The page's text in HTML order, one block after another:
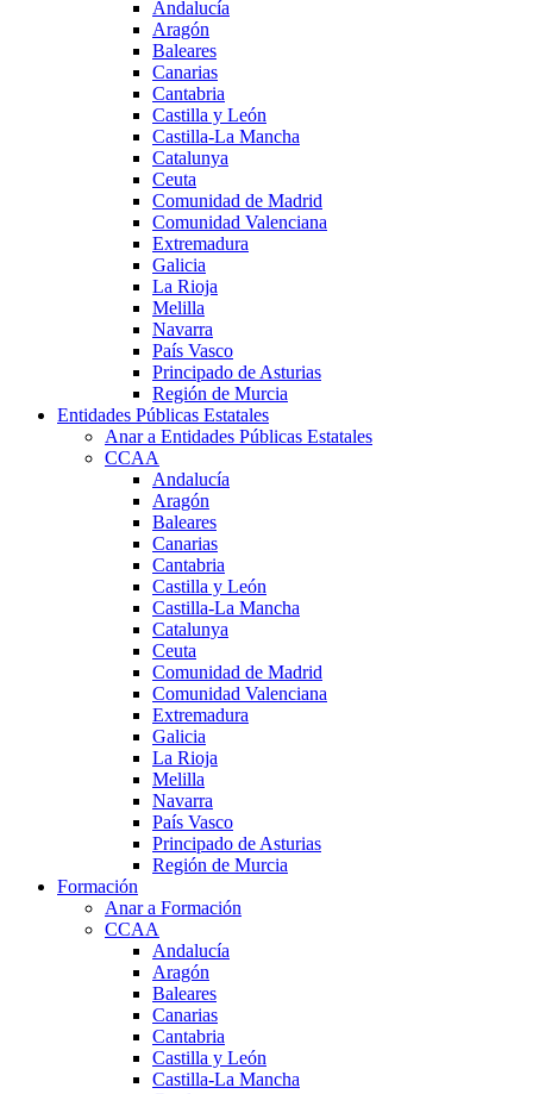
Andalucía
Aragón
Baleares
Canarias
Cantabria
Castilla y León
Castilla-La Mancha
Catalunya
Ceuta
Comunidad de Madrid
Comunidad Valenciana
Extremadura
Galicia
La Rioja
Melilla
Navarra
País Vasco
Principado de Asturias
Región de Murcia
Entidades Públicas Estatales
Anar a Entidades Públicas Estatales
CCAA
Andalucía
Aragón
Baleares
Canarias
Cantabria
Castilla y León
Castilla-La Mancha
Catalunya
Ceuta
Comunidad de Madrid
Comunidad Valenciana
Extremadura
Galicia
La Rioja
Melilla
Navarra
País Vasco
Principado de Asturias
Región de Murcia
Formación
Anar a Formación
CCAA
Andalucía
Aragón
Baleares
Canarias
Cantabria
Castilla y León
Castilla-La Mancha